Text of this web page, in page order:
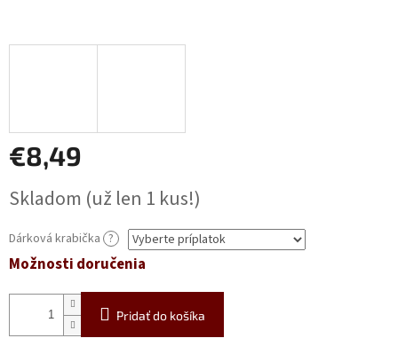
€8,49
cena:
Skladom (už len 1 kus!)
Dárková krabička ?
Možnosti doručenia
Pridať do košíka